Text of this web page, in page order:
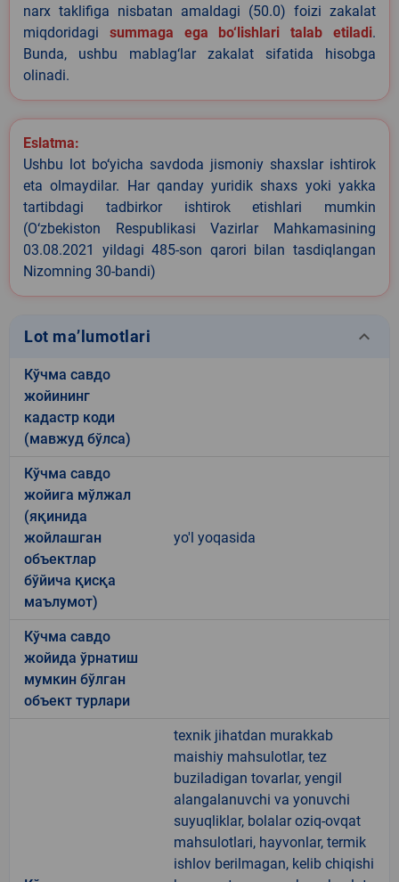
narx taklifiga nisbatan amaldagi (50.0) foizi zakalat
miqdoridagi summaga ega bo‘lishlari talab etiladi.
Bunda, ushbu mablag‘lar zakalat sifatida hisobga
olinadi.
Eslatma:
Ushbu lot bo‘yicha savdoda jismoniy shaxslar ishtirok
eta olmaydilar. Har qanday yuridik shaxs yoki yakka
tartibdagi tadbirkor ishtirok etishlari mumkin
(O‘zbekiston Respublikasi Vazirlar Mahkamasining
03.08.2021 yildagi 485-son qarori bilan tasdiqlangan
Nizomning 30-bandi)
Lot ma’lumotlari keyboard_arrow_down
Кўчма савдо
жойининг
кадастр коди
(мавжуд бўлса)
Кўчма савдо
жойига мўлжал
(яқинида
жойлашган
объектлар
бўйича қисқа
маълумот)
yo'l yoqasida
Кўчма савдо
жойида ўрнатиш
мумкин бўлган
объект турлари
texnik jihatdan murakkab
maishiy mahsulotlar, tez
buziladigan tovarlar, yengil
alangalanuvchi va yonuvchi
suyuqliklar, bolalar oziq-ovqat
mahsulotlari, hayvonlar, termik
ishlov berilmagan, kelib chiqishi